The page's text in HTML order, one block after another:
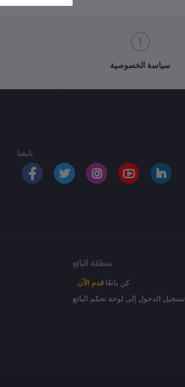
سياسة الخصوصية
تابعنا
منطقة البائع
كن بائعًا قدم الآن
تسجيل الدخول إلى لوحة تحكم البائع